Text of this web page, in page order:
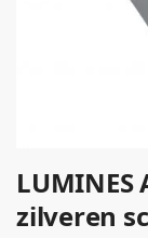
LUMINES
zilveren